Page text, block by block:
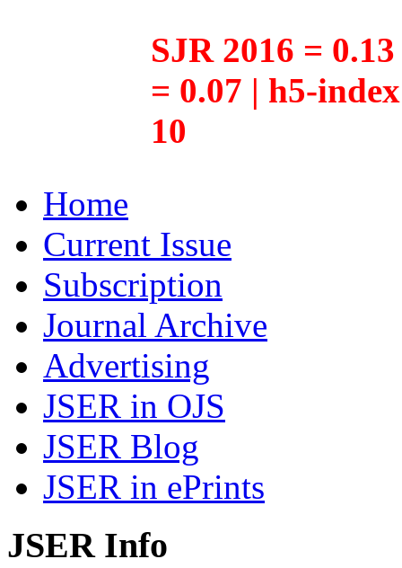
SJR 2016 =
= 0.07 | h5-
10
Home
Current Issue
Subscription
Journal Archive
Advertising
JSER in OJS
JSER Blog
JSER in ePrints
JSER Info